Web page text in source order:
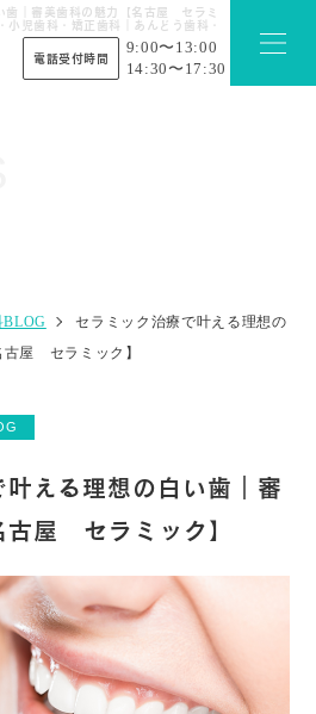
歯｜審美歯科の魅力【名古屋 セラミ
児歯科・矯正歯科｜あんどう歯科・
電話受付時間
9:00〜13:00
14:30〜17:30
BLOG
セラミック治療で叶える理想の
古屋 セラミック】
える理想の白い歯｜審
古屋 セラミック】